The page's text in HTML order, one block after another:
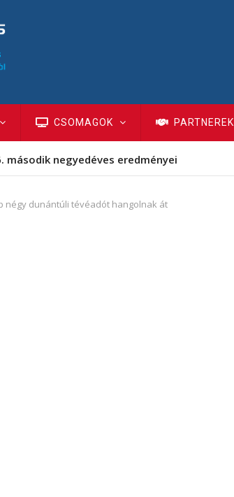
CSOMAGOK PARTNEREK
második negyedéves eredményei
négy dunántúli tévéadót hangolnak át